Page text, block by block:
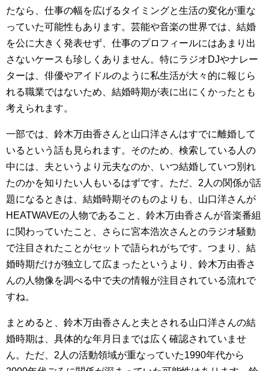
たなら、仕事の幅を広げるタイミングと生活の変化が重な
っていた可能性もあります。芸能や音楽の世界では、結婚
を公に大きく発表せず、仕事のプロフィールにはあまり出
さないケースも珍しくありません。特にラジオDJやナレー
ターは、俳優やアイドルのように私生活が大々的に報じら
れる職業ではないため、結婚時期が表に出にくかったとも
考えられます。
一部では、鈴木万由香さんと山口洋さんはすでに離婚して
いるという話も見られます。そのため、検索している人の
中には、夫というより元夫なのか、いつ結婚していつ別れ
たのかを知りたい人もいるはずです。ただ、2人の関係が話
題になるときは、結婚時期そのものよりも、山口洋さんが
HEATWAVEの人物であること、鈴木万由香さんが音楽番組
に関わっていたこと、さらに宮本浩次さんとのラジオ騒動
で注目されたことがセットで語られがちです。つまり、結
婚時期だけが独立して広まったというより、鈴木万由香さ
んの人物像を調べる中で夫の情報が注目されている流れで
すね。
まとめると、鈴木万由香さんと夫とされる山口洋さんの結
婚時期は、具体的な年月日までは広く確認されていませ
ん。ただ、2人の活動領域が重なっていた1990年代から